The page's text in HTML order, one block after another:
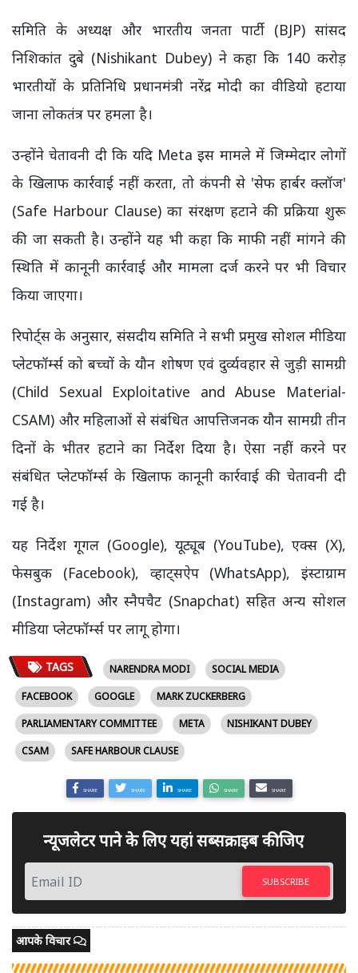
समिति के अध्यक्ष और भारतीय जनता पार्टी (BJP) सांसद
निशिकांत दुबे (Nishikant Dubey) ने कहा कि 140 करोड़
भारतीयों के प्रतिनिधि प्रधानमंत्री नरेंद्र मोदी का वीडियो हटाया
जाना लोकतंत्र पर हमला है।
उन्होंने चेतावनी दी कि यदि Meta इस मामले में जिम्मेदार लोगों
के खिलाफ कार्रवाई नहीं करता, तो कंपनी से 'सेफ हार्बर क्लॉज'
(Safe Harbour Clause) का संरक्षण हटाने की प्रक्रिया शुरू
की जा सकती है। उन्होंने यह भी कहा कि माफी नहीं मांगने की
स्थिति में कानूनी कार्रवाई और मामला दर्ज करने पर भी विचार
किया जाएगा।
रिपोर्ट्स के अनुसार, संसदीय समिति ने सभी प्रमुख सोशल मीडिया
प्लेटफॉर्म्स को बच्चों के यौन शोषण एवं दुर्व्यवहार से जुड़ी सामग्री
(Child Sexual Exploitative and Abuse Material-
CSAM) और महिलाओं से संबंधित आपत्तिजनक यौन सामग्री तीन
दिनों के भीतर हटाने का निर्देश दिया है। ऐसा नहीं करने पर
संबंधित प्लेटफॉर्म्स के खिलाफ कानूनी कार्रवाई की चेतावनी दी
गई है।
यह निर्देश गूगल (Google), यूट्यूब (YouTube), एक्स (X),
फेसबुक (Facebook), व्हाट्सऐप (WhatsApp), इंस्टाग्राम
(Instagram) और स्नैपचैट (Snapchat) सहित अन्य सोशल
मीडिया प्लेटफॉर्म्स पर लागू होगा।
TAGS NARENDRA MODI
SOCIAL MEDIA
FACEBOOK
GOOGLE
MARK ZUCKERBERG
PARLIAMENTARY COMMITTEE
META
NISHIKANT DUBEY
CSAM
SAFE HARBOUR CLAUSE
SHARE SHARE SHARE SHARE SHARE
न्यूजलेटर पाने के लिए यहां सब्सक्राइब कीजिए
SUBSCRIBE
आपके विचार